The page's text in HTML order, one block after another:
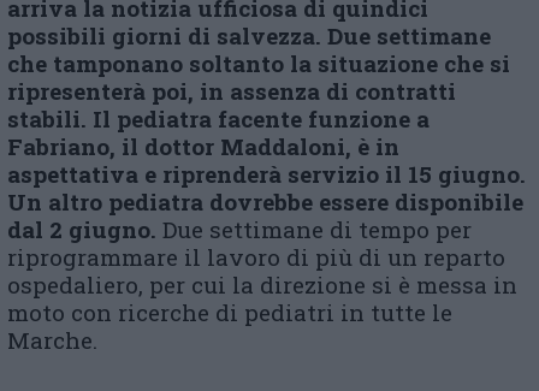
arriva la notizia ufficiosa di quindici
possibili giorni di salvezza. Due settimane
che tamponano soltanto la situazione che si
ripresenterà poi, in assenza di contratti
stabili. Il pediatra facente funzione a
Fabriano, il dottor Maddaloni, è in
aspettativa e riprenderà servizio il 15 giugno.
Un altro pediatra dovrebbe essere disponibile
dal 2 giugno. Due settimane di tempo per
riprogrammare il lavoro di più di un reparto
ospedaliero, per cui la direzione si è messa in
moto con ricerche di pediatri in tutte le
Marche.